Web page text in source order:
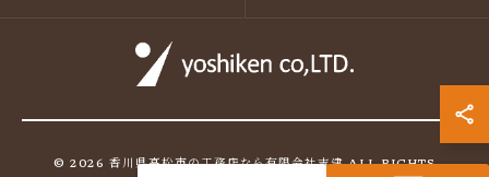
© 2026 香川県高松市の工務店なら有限会社吉建 ALL RIGHTS